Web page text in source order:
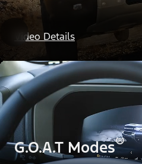
Suspensión PARA
Terreno HOSS
Video Details
G.O.A.T Modes®